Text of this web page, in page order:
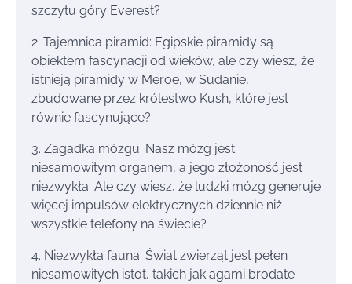
szczytu góry Everest?
2. Tajemnica piramid: Egipskie piramidy są
obiektem fascynacji od wieków, ale czy wiesz, że
istnieją piramidy w Meroe, w Sudanie,
zbudowane przez królestwo Kush, które jest
równie fascynujące?
3. Zagadka mózgu: Nasz mózg jest
niesamowitym organem, a jego złożoność jest
niezwykła. Ale czy wiesz, że ludzki mózg generuje
więcej impulsów elektrycznych dziennie niż
wszystkie telefony na świecie?
4. Niezwykła fauna: Świat zwierząt jest pełen
niesamowitych istot, takich jak agami brodate –